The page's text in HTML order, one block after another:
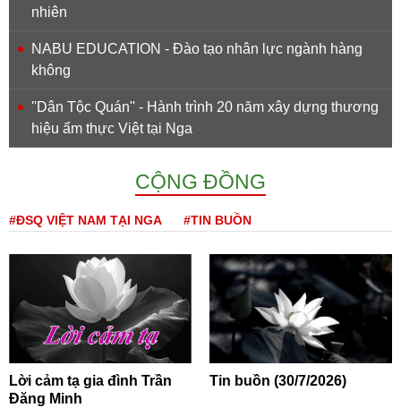
nhiên
NABU EDUCATION - Đào tạo nhân lực ngành hàng
không
''Dân Tộc Quán'' - Hành trình 20 năm xây dựng thương
hiệu ẩm thực Việt tại Nga
CỘNG ĐỒNG
#ĐSQ VIỆT NAM TẠI NGA #TIN BUỒN
Lời cảm tạ gia đình Trần
Đăng Minh
Tin buồn (30/7/2026)